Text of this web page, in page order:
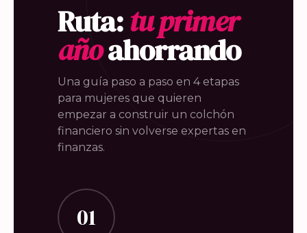
Ruta:tu primer
añoahorrando
Una guía paso a paso en 4 etapas
para mujeres que quieren
empezar a construir un colchón
financiero sin volverse expertas en
finanzas.
01